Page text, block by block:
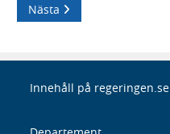
Nästa
Innehåll på regeringen.se